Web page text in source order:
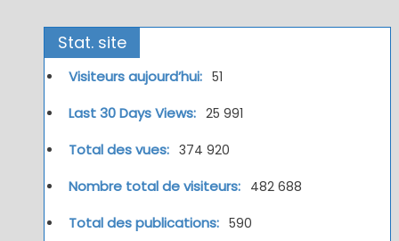
Stat. site
Visiteurs aujourd’hui: 51
Last 30 Days Views: 25 991
Total des vues: 374 920
Nombre total de visiteurs: 482 688
Total des publications: 590